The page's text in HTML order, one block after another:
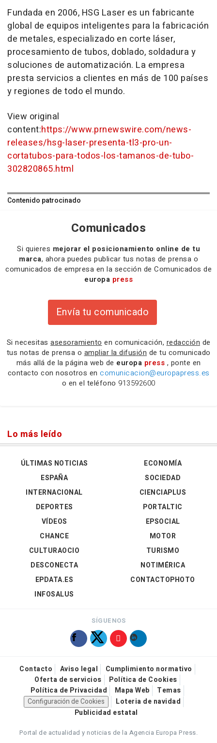
Fundada en 2006, HSG Laser es un fabricante
global de equipos inteligentes para la fabricación
de metales, especializado en corte láser,
procesamiento de tubos, doblado, soldadura y
soluciones de automatización. La empresa
presta servicios a clientes en más de 100 países
y regiones de todo el mundo.
View original
content:https://www.prnewswire.com/news-
releases/hsg-laser-presenta-tl3-pro-un-
cortatubos-para-todos-los-tamanos-de-tubo-
302820865.html
Contenido patrocinado
Comunicados
Si quieres mejorar el posicionamiento online de tu
marca, ahora puedes publicar tus notas de prensa o
comunicados de empresa en la sección de Comunicados de
europa press
Envía tu comunicado
Si necesitas asesoramiento en comunicación, redacción de
tus notas de prensa o ampliar la difusión de tu comunicado
más allá de la página web de europa press , ponte en
contacto con nosotros en comunicacion@europapress.es
o en el teléfono 913592600
Lo más leído
ÚLTIMAS NOTICIAS
ESPAÑA
INTERNACIONAL
DEPORTES
VÍDEOS
ECONOMÍA
SOCIEDAD
CIENCIAPLUS
PORTALTIC
EPSOCIAL
CHANCE
CULTURAOCIO
DESCONECTA
EPDATA.ES
INFOSALUS
MOTOR
TURISMO
NOTIMÉRICA
CONTACTOPHOTO
SÍGUENOS
Contacto Aviso legal
Cumplimiento normativo
Oferta de servicios
Política de Cookies
Política de Privacidad
Mapa Web
Temas
Configuración de Cookies
Loteria de navidad
Publicidad estatal
Portal de actualidad y noticias de la Agencia Europa Press.